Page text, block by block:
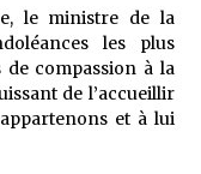
le ministre de la
les plus
de compassion à la
de l’accueillir
et à lui